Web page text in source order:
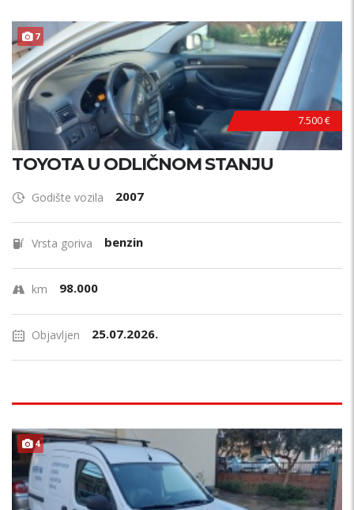
7
7.500 €
TOYOTA U ODLIČNOM STANJU
Godište vozila 2007
Vrsta goriva benzin
km 98.000
Objavljen 25.07.2026.
4